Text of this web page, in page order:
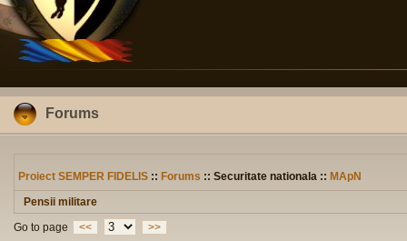
Forums
Proiect SEMPER FIDELIS :: Forums :: Securitate nationala :: MApN
Pensii militare
Go to page
<<
>>